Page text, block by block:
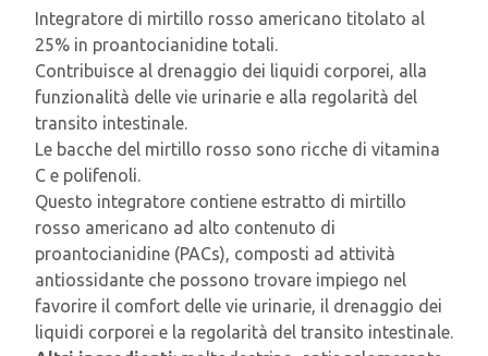
Integratore di mirtillo rosso americano titolato al
25% in proantocianidine totali.
Contribuisce al drenaggio dei liquidi corporei, alla
funzionalità delle vie urinarie e alla regolarità del
transito intestinale.
Le bacche del mirtillo rosso sono ricche di vitamina
C e polifenoli.
Questo integratore contiene estratto di mirtillo
rosso americano ad alto contenuto di
proantocianidine (PACs), composti ad attività
antiossidante che possono trovare impiego nel
favorire il comfort delle vie urinarie, il drenaggio dei
liquidi corporei e la regolarità del transito intestinale.